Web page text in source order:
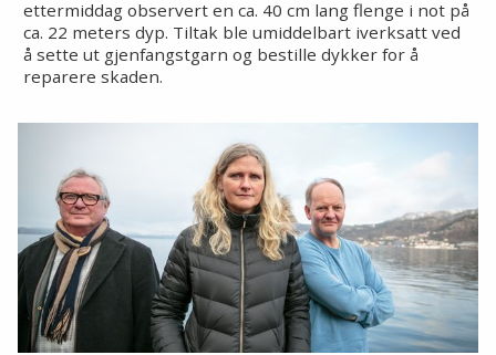
ettermiddag observert en ca. 40 cm lang flenge i not på
ca. 22 meters dyp. Tiltak ble umiddelbart iverksatt ved
å sette ut gjenfangstgarn og bestille dykker for å
reparere skaden.